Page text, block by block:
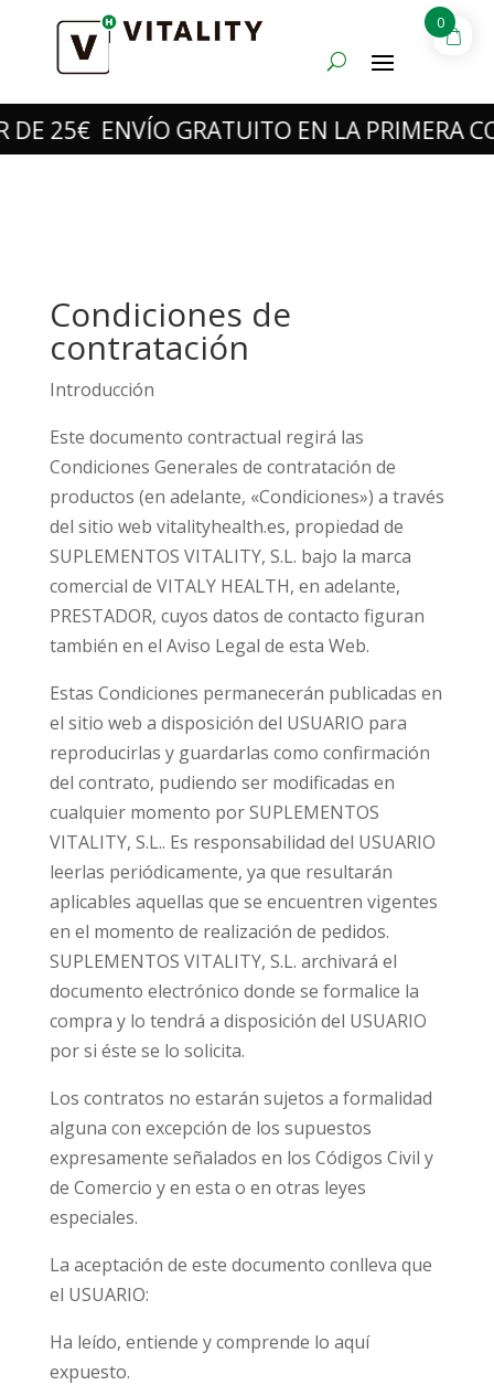
25€ ENVÍO GRATUITO EN LA PRIMERA
Condiciones de
contratación
Introducción
Este documento contractual regirá las
Condiciones Generales de contratación de
productos (en adelante, «Condiciones») a través
del sitio web vitalityhealth.es, propiedad de
SUPLEMENTOS VITALITY, S.L. bajo la marca
comercial de VITALY HEALTH, en adelante,
PRESTADOR, cuyos datos de contacto figuran
también en el Aviso Legal de esta Web.
Estas Condiciones permanecerán publicadas en
el sitio web a disposición del USUARIO para
reproducirlas y guardarlas como confirmación
del contrato, pudiendo ser modificadas en
cualquier momento por SUPLEMENTOS
VITALITY, S.L.. Es responsabilidad del USUARIO
leerlas periódicamente, ya que resultarán
aplicables aquellas que se encuentren vigentes
en el momento de realización de pedidos.
SUPLEMENTOS VITALITY, S.L. archivará el
documento electrónico donde se formalice la
compra y lo tendrá a disposición del USUARIO
por si éste se lo solicita.
Los contratos no estarán sujetos a formalidad
alguna con excepción de los supuestos
expresamente señalados en los Códigos Civil y
de Comercio y en esta o en otras leyes
especiales.
La aceptación de este documento conlleva que
el USUARIO:
Ha leído, entiende y comprende lo aquí
expuesto.
0